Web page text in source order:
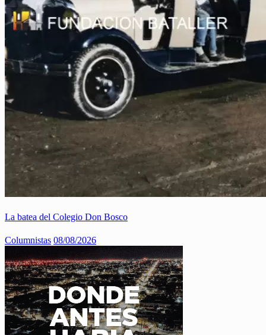
La batea del Colegio Don Bosco
Columnistas 08/08/2026